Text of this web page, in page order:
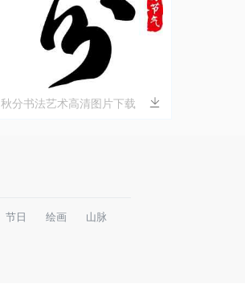
秋分书法艺术高清图片下载
节日 绘画 山脉